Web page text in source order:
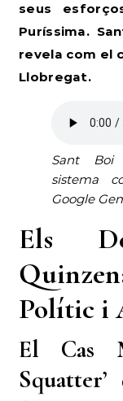
seus
Puríssima.
revela com el
Llobregat.
Sant Boi
sistema
Google
Els
Polític i
El Cas